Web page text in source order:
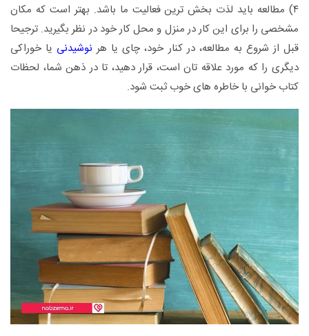
۴) مطالعه باید لذت بخش ترین فعالیت ما باشد. بهتر است که مکان
مشخصی را برای این کار در منزل و محل کار خود در نظر بگیرید. ترجیحا
قبل از شروع به مطالعه، در کنار خود، چای یا هر نوشیدنی یا خوراکی
دیگری را که مورد علاقه تان است، قرار دهید، تا در ذهن شما، لحظات
کتاب خوانی با خاطره های خوب ثبت شود.